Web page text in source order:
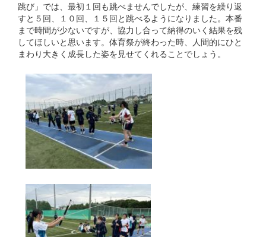
跳び」では、最初１回も跳べませんでしたが、練習を繰り返
すと５回、１０回、１５回と跳べるようになりました。本番
まで時間が少ないですが、協力し合って納得のいく結果を残
してほしいと思います。体育祭が終わった時、人間的にひと
まわり大きく成長した姿を見せてくれることでしょう。